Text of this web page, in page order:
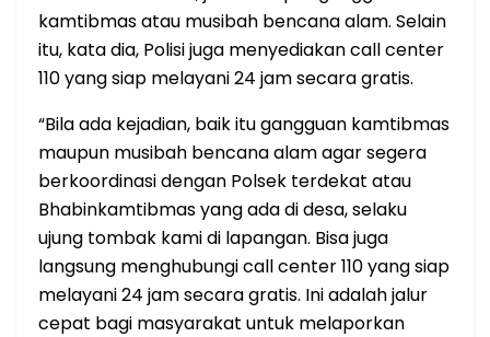
kamtibmas atau musibah bencana alam. Selain
itu, kata dia, Polisi juga menyediakan call center
110 yang siap melayani 24 jam secara gratis.
“Bila ada kejadian, baik itu gangguan kamtibmas
maupun musibah bencana alam agar segera
berkoordinasi dengan Polsek terdekat atau
Bhabinkamtibmas yang ada di desa, selaku
ujung tombak kami di lapangan. Bisa juga
langsung menghubungi call center 110 yang siap
melayani 24 jam secara gratis. Ini adalah jalur
cepat bagi masyarakat untuk melaporkan